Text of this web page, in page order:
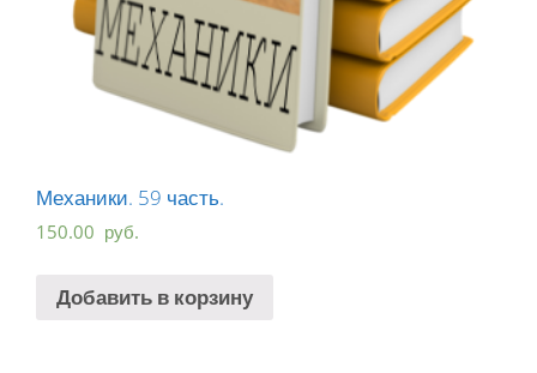
Механики. 59 часть.
150.00 руб.
Добавить в корзину